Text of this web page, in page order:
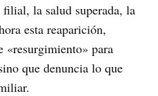
la salud superada, la
esta reaparición,
«resurgimiento» para
que denuncia lo que